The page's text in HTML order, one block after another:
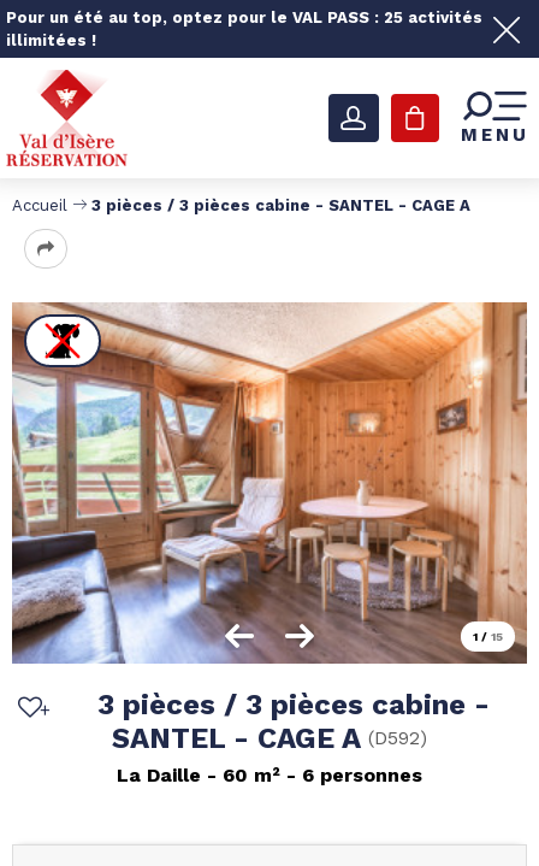
Pour un été au top, optez pour le VAL PASS : 25 activités
illimitées !
MENU
Accueil 3 pièces / 3 pièces cabine - SANTEL - CAGE A
1 / 15
3 pièces / 3 pièces cabine -
SANTEL - CAGE A (D592)
La Daille
60 m² 6 personnes